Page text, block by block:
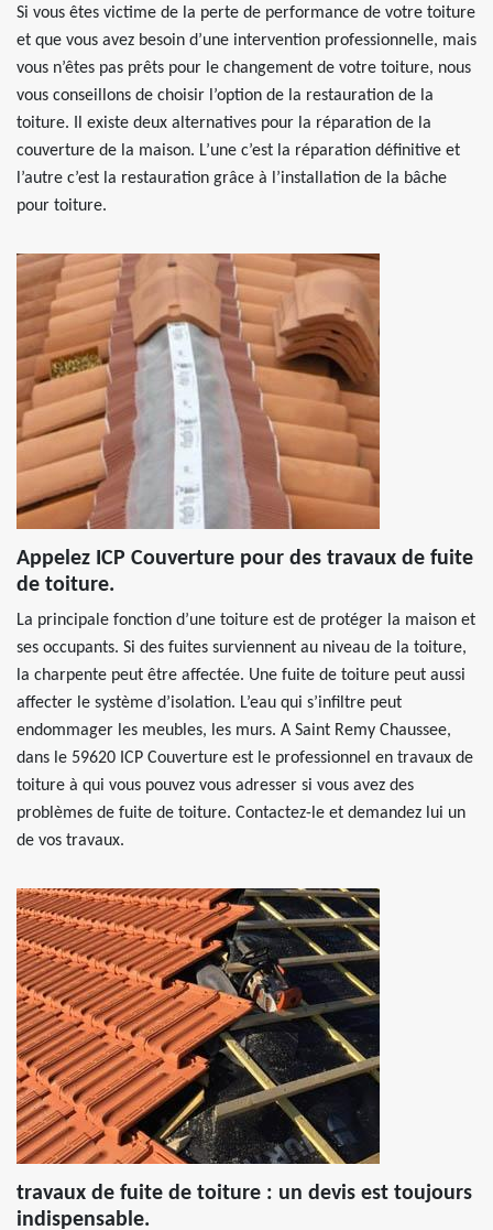
Si vous êtes victime de la perte de performance de votre toiture
et que vous avez besoin d’une intervention professionnelle, mais
vous n’êtes pas prêts pour le changement de votre toiture, nous
vous conseillons de choisir l’option de la restauration de la
toiture. Il existe deux alternatives pour la réparation de la
couverture de la maison. L’une c’est la réparation définitive et
l’autre c’est la restauration grâce à l’installation de la bâche
pour toiture.
Appelez ICP Couverture pour des travaux de fuite
de toiture.
La principale fonction d’une toiture est de protéger la maison et
ses occupants. Si des fuites surviennent au niveau de la toiture,
la charpente peut être affectée. Une fuite de toiture peut aussi
affecter le système d’isolation. L’eau qui s’infiltre peut
endommager les meubles, les murs. A Saint Remy Chaussee,
dans le 59620 ICP Couverture est le professionnel en travaux de
toiture à qui vous pouvez vous adresser si vous avez des
problèmes de fuite de toiture. Contactez-le et demandez lui un
de vos travaux.
travaux de fuite de toiture : un devis est toujours
indispensable.